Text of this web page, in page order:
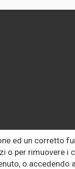
ed un corretto
o per rimuovere i
o accedendo